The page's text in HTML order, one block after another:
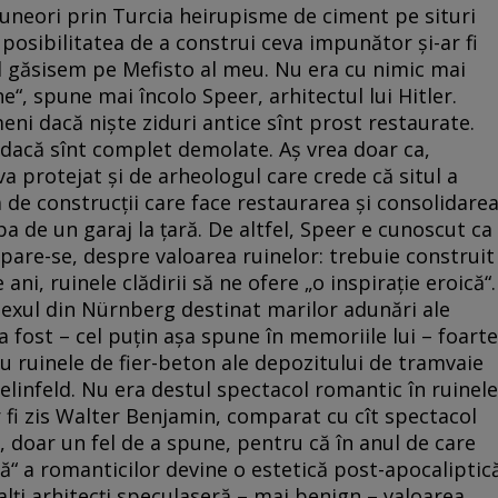
prin Turcia heirupisme de ciment pe situri
de a construi ceva impunător și-ar fi
pe Mefisto al meu. Nu era cu nimic mai
spune mai încolo Speer, arhitectul lui Hitler.
dacă niște ziduri antice sînt prost restaurate.
sînt complet demolate. Aș vrea doar ca,
protejat și de arheologul care crede că situl a
construcții care face restaurarea și consolidarea
de un garaj la țară. De altfel, Speer e cunoscut ca
se, despre valoarea ruinelor: trebuie construit
ruinele clădirii să ne ofere „o inspirație eroică“.
din Nürnberg destinat marilor adunări ale
fost – cel puțin așa spune în memoriile lui – foarte
ruinele de fier-beton ale depozitului de tramvaie
Nu era destul spectacol romantic în ruinele
zis Walter Benjamin, comparat cu cît spectacol
un fel de a spune, pentru că în anul de care
a romanticilor devine o estetică post-